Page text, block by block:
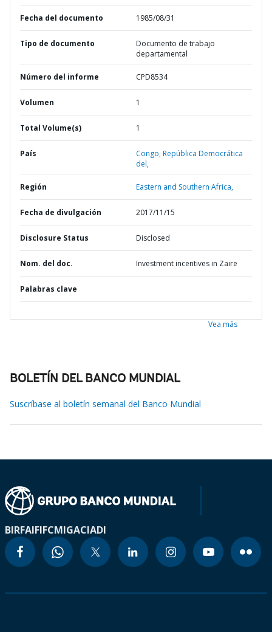
Fecha del documento 1985/08/31
Tipo de documento
Documento de trabajo
departamental
Número del informe CPD8534
Volumen 1
Total Volume(s) 1
País Congo,República Democrática
del,
Región Eastern and Southern Africa,
Fecha de divulgación 2017/11/15
Disclosure Status Disclosed
Nom. del doc. Investment incentives in Zaire
Palabras clave
Vea más
BOLETÍN DEL BANCO MUNDIAL
Suscríbase al boletín semanal del Banco Mundial
BIRFAIFIFCMIGACIADI